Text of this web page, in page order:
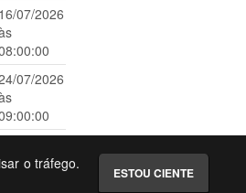
16/07/2026
07/2026
o tráfego.
ESTOU CIENTE